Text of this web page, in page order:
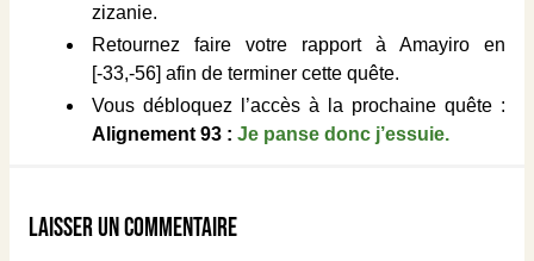
zizanie.
Retournez faire votre rapport à Amayiro en
[-33,-56] afin de terminer cette quête.
Vous débloquez l’accès à la prochaine quête :
Alignement 93 : Je panse donc j’essuie.
Laisser un commentaire